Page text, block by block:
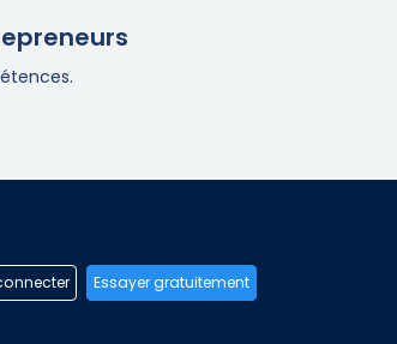
Essayer gratuitement